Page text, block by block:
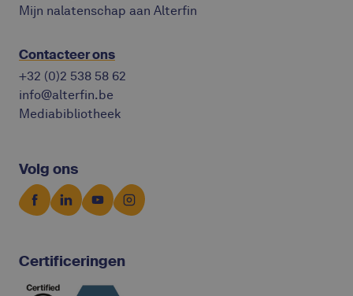
Mijn nalatenschap aan Alterfin
Contacteer ons
+32 (0)2 538 58 62
info@alterfin.be
Mediabibliotheek
Volg ons
Certificeringen